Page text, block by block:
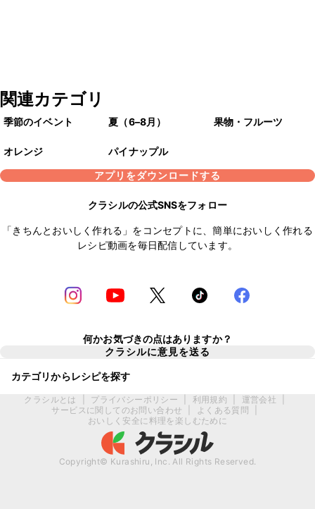
関連カテゴリ
季節のイベント 夏（6–8月） 果物・フルーツ
オレンジ
パイナップル
アプリをダウンロードする
クラシルの公式SNSをフォロー
「きちんとおいしく作れる」をコンセプトに、簡単においしく作れる
レシピ動画を毎日配信しています。
何かお気づきの点はありますか？
クラシルに意見を送る
カテゴリからレシピを探す
クラシルとは プライバシーポリシー 利用規約 運営会社
サービスに関してのお問い合わせ
よくある質問
おいしく安全に料理を楽しむために
Copyright© Kurashiru, Inc. All Rights Reserved.